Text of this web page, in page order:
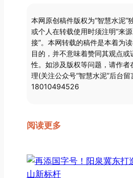
本网原创稿件版权为“智慧水泥”
或个人在转载使用时须注明“来
接”。本网转载的稿件是本着为
目的，并不意味着赞同其观点或
性。如涉及版权等问题，请作者
理(关注公众号“智慧水泥”后台留
18010494526
阅读更多